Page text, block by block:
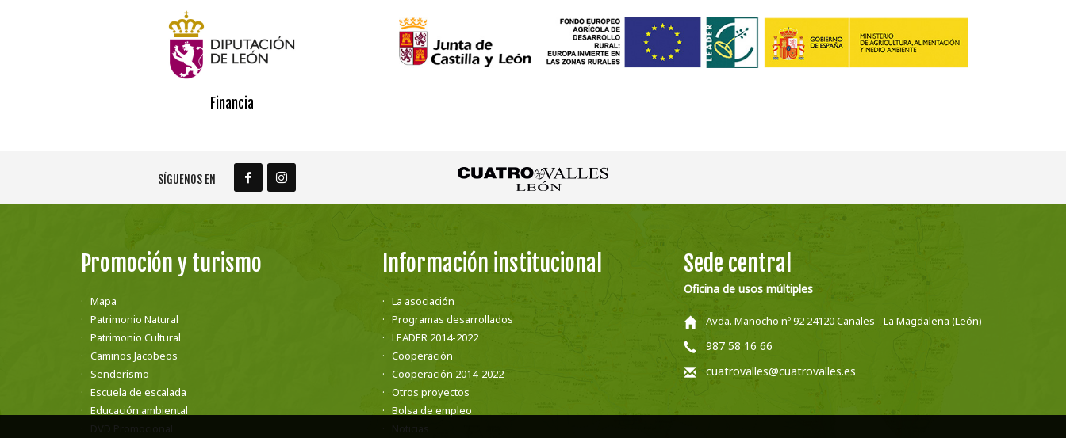
Financia
SÍGUENOS EN
Promoción y turismo
Mapa
Patrimonio Natural
Patrimonio Cultural
Caminos Jacobeos
Senderismo
Escuela de escalada
Educación ambiental
Información institucional
La asociación
Programas desarrollados
LEADER 2014-2022
Cooperación
Cooperación 2014-2022
Otros proyectos
Bolsa de empleo
Noticias
Sede central
Oficina de usos múltiples
Avda. Manocho nº 92 24120 Canales - La Magdalena (León)
987 58 16 66
cuatrovalles@cuatrovalles.es